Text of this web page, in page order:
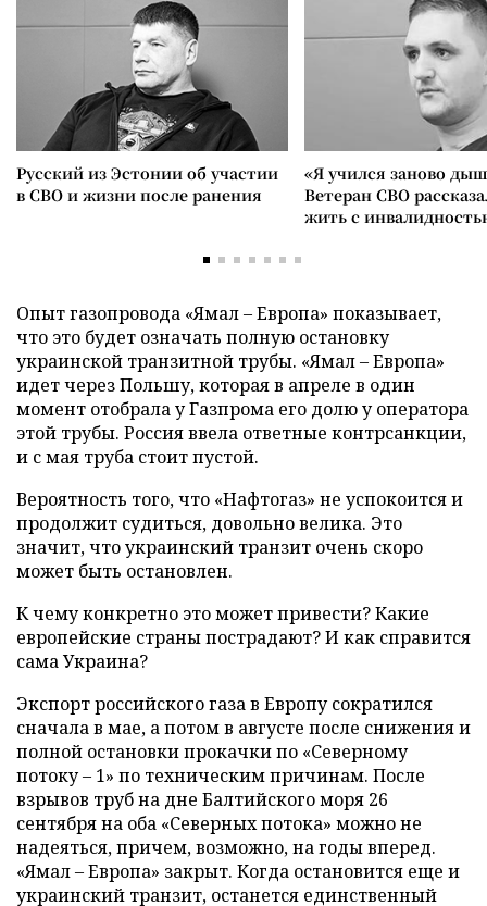
Русский из Эстонии об участии
в СВО и жизни после ранения
«Я учился заново
Ветеран СВО
жить с
Опыт газопровода «Ямал – Европа» показывает,
что это будет означать полную остановку
украинской транзитной трубы. «Ямал – Европа»
идет через Польшу, которая в апреле в один
момент отобрала у Газпрома его долю у оператора
этой трубы. Россия ввела ответные контрсанкции,
и с мая труба стоит пустой.
Вероятность того, что «Нафтогаз» не успокоится и
продолжит судиться, довольно велика. Это
значит, что украинский транзит очень скоро
может быть остановлен.
К чему конкретно это может привести? Какие
европейские страны пострадают? И как справится
сама Украина?
Экспорт российского газа в Европу сократился
сначала в мае, а потом в августе после снижения и
полной остановки прокачки по «Северному
потоку – 1» по техническим причинам. После
взрывов труб на дне Балтийского моря 26
сентября на оба «Северных потока» можно не
надеяться, причем, возможно, на годы вперед.
«Ямал – Европа» закрыт. Когда остановится еще и
украинский транзит, останется единственный